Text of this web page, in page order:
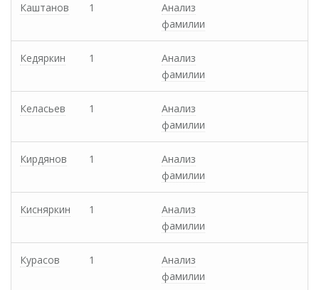
Каштанов 1
Анализ
фамилии
Кедяркин 1
Анализ
фамилии
Келасьев 1
Анализ
фамилии
Кирдянов 1
Анализ
фамилии
Кисняркин 1
Анализ
фамилии
Курасов 1
Анализ
фамилии